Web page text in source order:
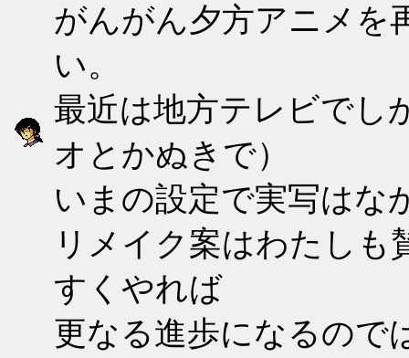
がんがん夕方アニメを
い。
最近は地方テレビでし
オとかぬきで）
いまの設定で実写はな
リメイク案はわたしも
すくやれば
更なる進歩になるので